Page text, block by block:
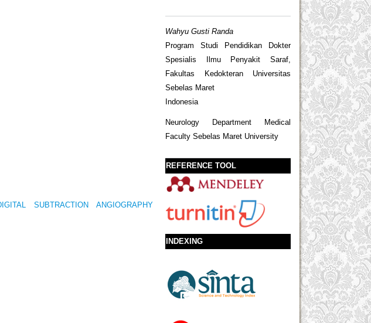
Wahyu Gusti Randa
Program Studi Pendidikan Dokter
Spesialis Ilmu Penyakit Saraf,
Fakultas Kedokteran Universitas
Sebelas Maret
Indonesia
Neurology Department Medical
Faculty Sebelas Maret University
REFERENCE TOOL
INDEXING
SUBTRACTION ANGIOGRAPHY